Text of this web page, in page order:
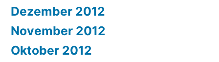
Dezember 2012
November 2012
Oktober 2012